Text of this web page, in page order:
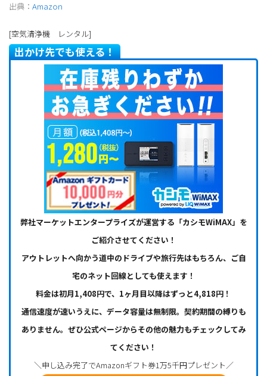
出典： Amazon
[空気清浄機 レンタル]
出かけ先でも使える！
弊社マーケットエンタープライズが運営する「カシモWiMAX」を
ご紹介させてください！
アウトレットへ向かう道中のドライブや旅行先はもちろん、ご自
宅のネット回線としても使えます！
料金は初月1,408円で、1ヶ月目以降はずっと4,818円！
通信速度が速いうえに、データ容量は無制限。契約期間の縛りも
ありません。ぜひ公式ページからその他の魅力もチェックしてみ
てください！
＼申し込み完了でAmazonギフト券1万5千円プレゼント／